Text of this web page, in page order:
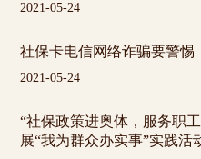
2021-05-24
社保卡电信网络诈骗要警惕
2021-05-24
“社保政策进奥体，服务职
展“我为群众办实事”实践活